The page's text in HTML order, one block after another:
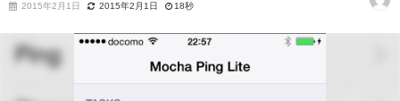
2015年2月1日 2015年2月1日 18秒